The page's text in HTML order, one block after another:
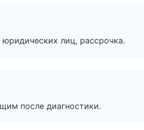
лиц, рассрочка.
после диагностики.